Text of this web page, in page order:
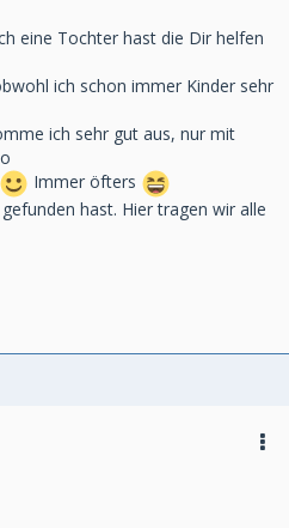
eine Tochter hast die Dir helfen
ich schon immer Kinder sehr
ich sehr gut aus, nur mit
Immer öfters
hast. Hier tragen wir alle